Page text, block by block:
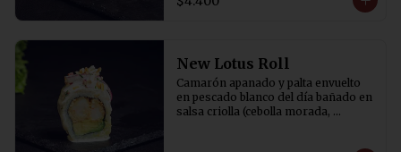
New Lotus Roll
Camarón apanado y palta envuelto
en pescado blanco del día bañado en
salsa criolla (cebolla morada,